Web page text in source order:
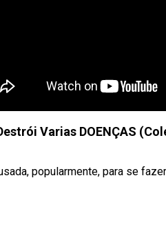
Varias DOENÇAS
popularmente, para se